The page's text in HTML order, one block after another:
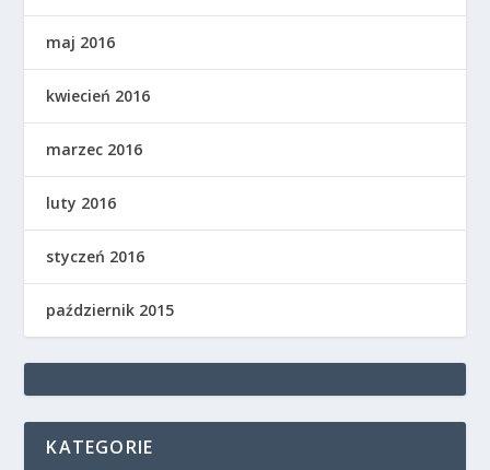
maj 2016
kwiecień 2016
marzec 2016
luty 2016
styczeń 2016
październik 2015
KATEGORIE